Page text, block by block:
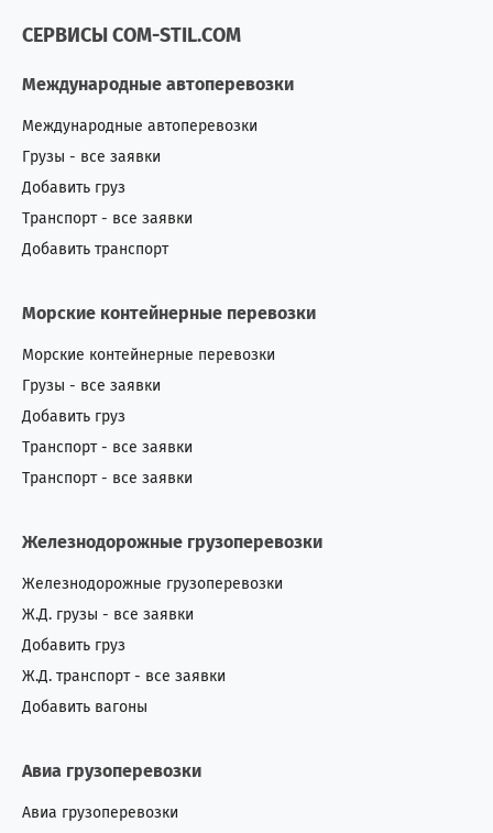
СЕРВИСЫ COM-STIL.COM
Международные автоперевозки
Международные автоперевозки
Грузы - все заявки
Добавить груз
Транспорт - все заявки
Добавить транспорт
Морские контейнерные перевозки
Морские контейнерные перевозки
Грузы - все заявки
Добавить груз
Транспорт - все заявки
Транспорт - все заявки
Железнодорожные грузоперевозки
Железнодорожные грузоперевозки
Ж.Д. грузы - все заявки
Добавить груз
Ж.Д. транспорт - все заявки
Добавить вагоны
Авиа грузоперевозки
Авиа грузоперевозки